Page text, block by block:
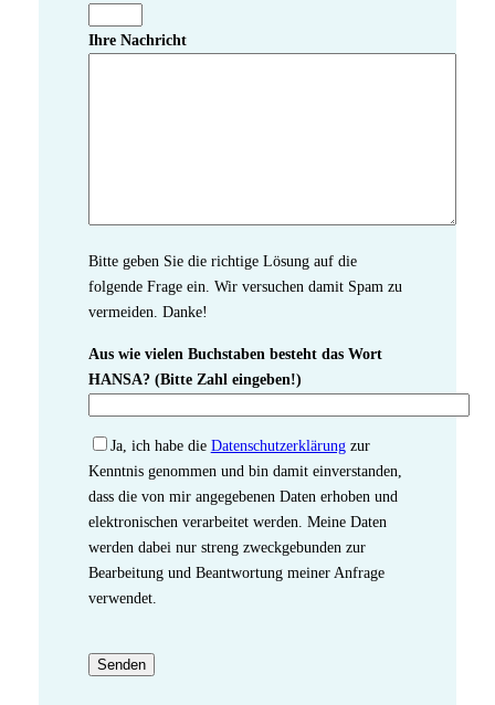
Ihre Nachricht
Bitte geben Sie die richtige Lösung auf die
folgende Frage ein. Wir versuchen damit Spam zu
vermeiden. Danke!
Aus wie vielen Buchstaben besteht das Wort
HANSA? (Bitte Zahl eingeben!)
Ja, ich habe die Datenschutzerklärungzur
Kenntnis genommen und bin damit einverstanden,
dass die von mir angegebenen Daten erhoben und
elektronischen verarbeitet werden. Meine Daten
werden dabei nur streng zweckgebunden zur
Bearbeitung und Beantwortung meiner Anfrage
verwendet.